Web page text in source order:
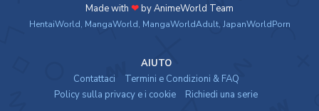
Made with ❤by AnimeWorld Team
HentaiWorld, MangaWorld, MangaWorldAdult, JapanWorldPorn
AIUTO
Contattaci
Termini e Condizioni & FAQ
Policy sulla privacy e i cookie
Richiedi una serie